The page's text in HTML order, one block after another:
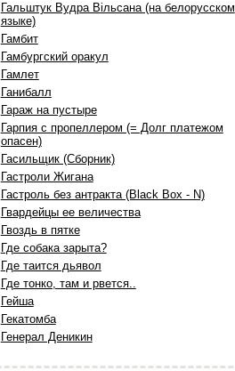
Гальштук Вудра Вiльсана (на белорусском
языке)
Гамбит
Гамбургский оракул
Гамлет
Ганибалл
Гараж на пустыре
Гарпия с пропеллером (= Долг платежом
опасен)
Гасильщик (Сборник)
Гастроли Жигана
Гастроль без антракта (Black Box - N)
Гвардейцы ее величества
Гвоздь в пятке
Где собака зарыта?
Где таится дьявол
Где тонко, там и рвется..
Гейша
Гекатомба
Генерал Деникин